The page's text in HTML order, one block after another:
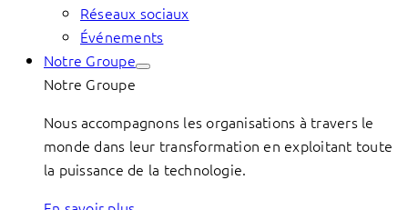
Réseaux sociaux
Événements
Notre Groupe
Notre Groupe
Nous accompagnons les organisations à travers le
monde dans leur transformation en exploitant toute
la puissance de la technologie.